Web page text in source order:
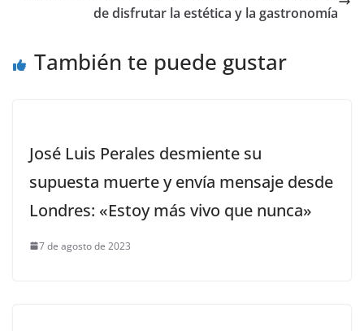
de disfrutar la estética y la gastronomía
También te puede gustar
José Luis Perales desmiente su
supuesta muerte y envía mensaje desde
Londres: «Estoy más vivo que nunca»
7 de agosto de 2023